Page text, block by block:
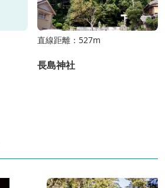
直線距離：527m
長島神社